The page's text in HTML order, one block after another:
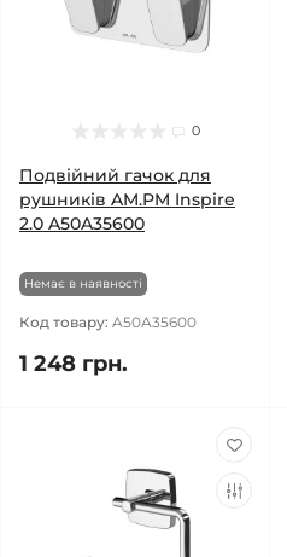
0
Подвійний гачок для
рушників AM.PM Inspire
2.0 A50A35600
Немає в наявності
Код товару: A50A35600
1 248 грн.